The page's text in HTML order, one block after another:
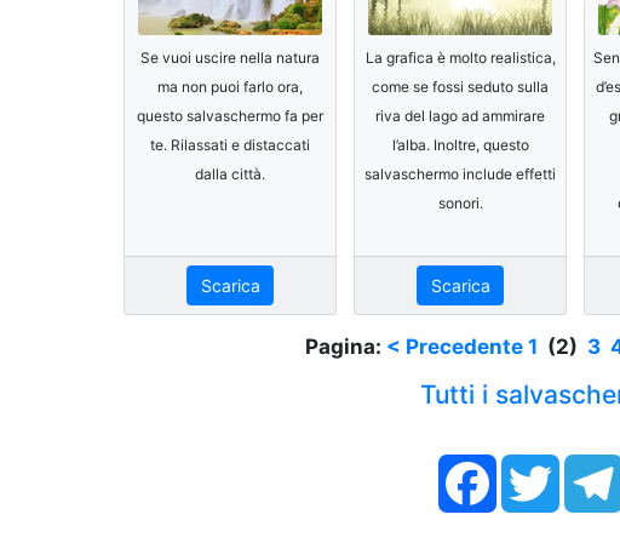
Se vuoi uscire nella natura
ma non puoi farlo ora,
questo salvaschermo fa per
te. Rilassati e distaccati
dalla città.
Scarica
La grafica è molto realistica,
come se fossi seduto sulla
riva del lago ad ammirare
l’alba. Inoltre, questo
salvaschermo include effetti
sonori.
Scarica
Pagina: < Precedente 1 (2) 3
Tutti i
FacebookTwitter